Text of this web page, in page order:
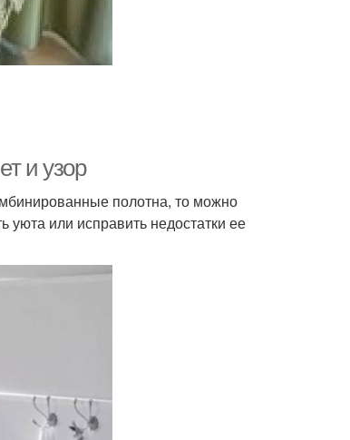
и узор
полотна, то можно
уюта или исправить недостатки ее